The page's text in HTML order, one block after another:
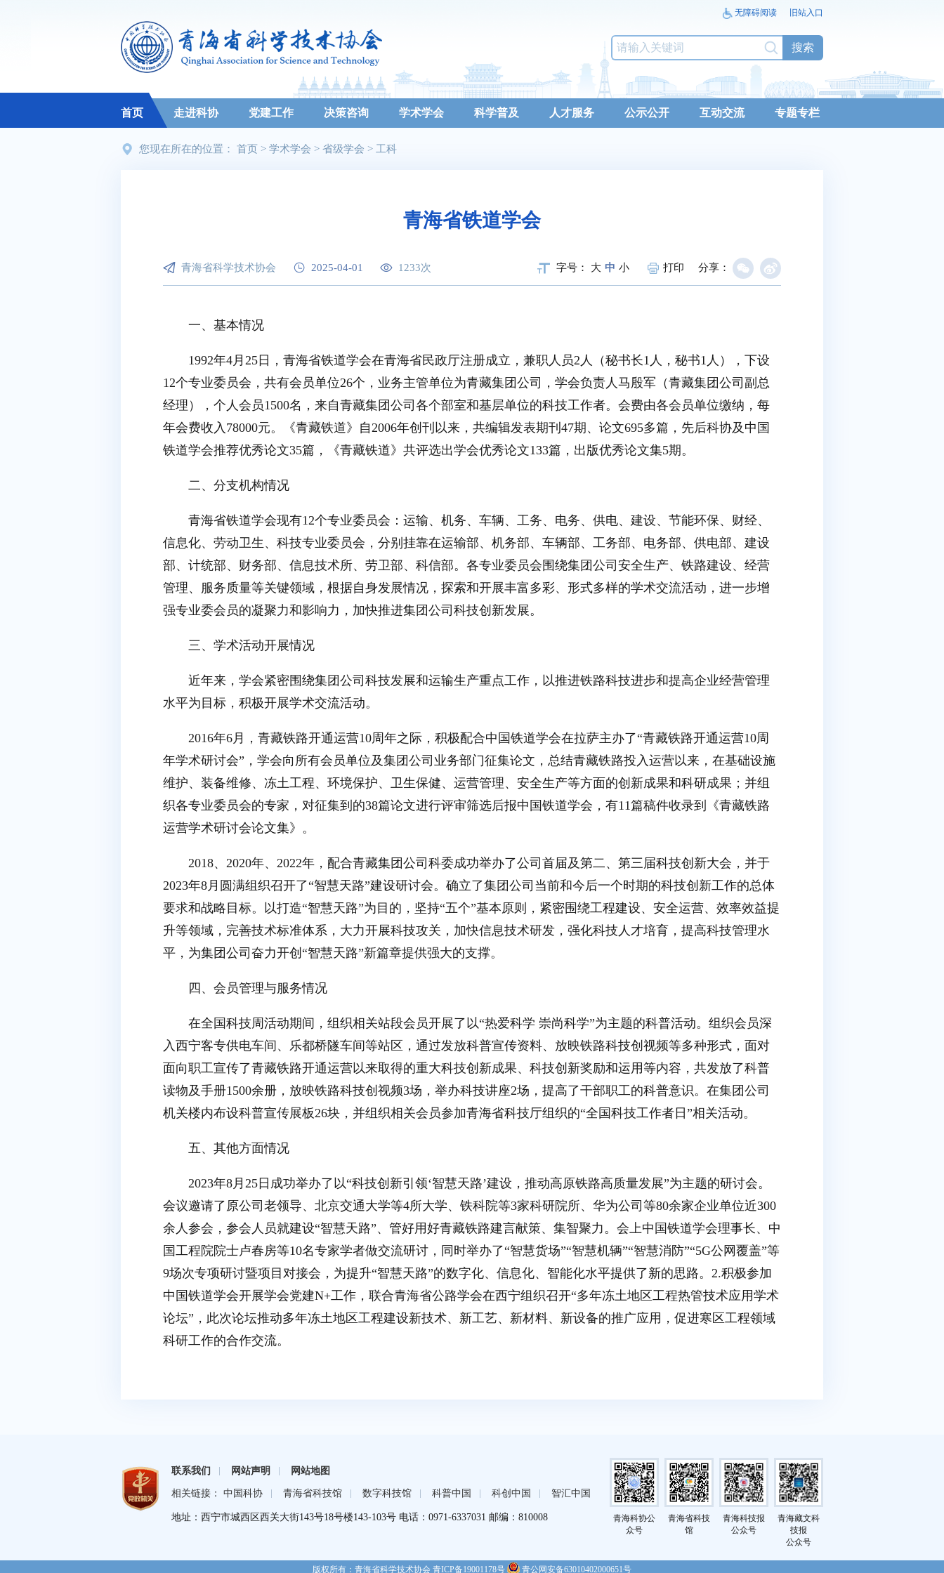
无障碍阅读 旧站入口
搜索
首页 走进科协 党建工作 决策咨询 学术学会 科学普及 人才服务 公示公开 互动交流 专题专栏
您现在所在的位置： 首页 > 学术学会 > 省级学会 > 工科
青海省铁道学会
青海省科学技术协会 2025-04-01 1233次 字号： 大 中 小 打印 分享：
一、基本情况
1992年4月25日，青海省铁道学会在青海省民政厅注册成立，兼职人员2人（秘书长1人，秘书1人），下设
12个专业委员会，共有会员单位26个，业务主管单位为青藏集团公司，学会负责人马殷军（青藏集团公司副总
经理），个人会员1500名，来自青藏集团公司各个部室和基层单位的科技工作者。会费由各会员单位缴纳，每
年会费收入78000元。《青藏铁道》自2006年创刊以来，共编辑发表期刊47期、论文695多篇，先后科协及中国
铁道学会推荐优秀论文35篇，《青藏铁道》共评选出学会优秀论文133篇，出版优秀论文集5期。
二、分支机构情况
青海省铁道学会现有12个专业委员会：运输、机务、车辆、工务、电务、供电、建设、节能环保、财经、
信息化、劳动卫生、科技专业委员会，分别挂靠在运输部、机务部、车辆部、工务部、电务部、供电部、建设
部、计统部、财务部、信息技术所、劳卫部、科信部。各专业委员会围绕集团公司安全生产、铁路建设、经营
管理、服务质量等关键领域，根据自身发展情况，探索和开展丰富多彩、形式多样的学术交流活动，进一步增
强专业委会员的凝聚力和影响力，加快推进集团公司科技创新发展。
三、学术活动开展情况
近年来，学会紧密围绕集团公司科技发展和运输生产重点工作，以推进铁路科技进步和提高企业经营管理
水平为目标，积极开展学术交流活动。
2016年6月，青藏铁路开通运营10周年之际，积极配合中国铁道学会在拉萨主办了“青藏铁路开通运营10周
年学术研讨会”，学会向所有会员单位及集团公司业务部门征集论文，总结青藏铁路投入运营以来，在基础设施
维护、装备维修、冻土工程、环境保护、卫生保健、运营管理、安全生产等方面的创新成果和科研成果；并组
织各专业委员会的专家，对征集到的38篇论文进行评审筛选后报中国铁道学会，有11篇稿件收录到《青藏铁路
运营学术研讨会论文集》。
2018、2020年、2022年，配合青藏集团公司科委成功举办了公司首届及第二、第三届科技创新大会，并于
2023年8月圆满组织召开了“智慧天路”建设研讨会。确立了集团公司当前和今后一个时期的科技创新工作的总体
要求和战略目标。以打造“智慧天路”为目的，坚持“五个”基本原则，紧密围绕工程建设、安全运营、效率效益提
升等领域，完善技术标准体系，大力开展科技攻关，加快信息技术研发，强化科技人才培育，提高科技管理水
平，为集团公司奋力开创“智慧天路”新篇章提供强大的支撑。
四、会员管理与服务情况
在全国科技周活动期间，组织相关站段会员开展了以“热爱科学 崇尚科学”为主题的科普活动。组织会员深
入西宁客专供电车间、乐都桥隧车间等站区，通过发放科普宣传资料、放映铁路科技创视频等多种形式，面对
面向职工宣传了青藏铁路开通运营以来取得的重大科技创新成果、科技创新奖励和运用等内容，共发放了科普
读物及手册1500余册，放映铁路科技创视频3场，举办科技讲座2场，提高了干部职工的科普意识。在集团公司
机关楼内布设科普宣传展板26块，并组织相关会员参加青海省科技厅组织的“全国科技工作者日”相关活动。
五、其他方面情况
2023年8月25日成功举办了以“科技创新引领‘智慧天路’建设，推动高原铁路高质量发展”为主题的研讨会。
会议邀请了原公司老领导、北京交通大学等4所大学、铁科院等3家科研院所、华为公司等80余家企业单位近300
余人参会，参会人员就建设“智慧天路”、管好用好青藏铁路建言献策、集智聚力。会上中国铁道学会理事长、中
国工程院院士卢春房等10名专家学者做交流研讨，同时举办了“智慧货场”“智慧机辆”“智慧消防”“5G公网覆盖”等
9场次专项研讨暨项目对接会，为提升“智慧天路”的数字化、信息化、智能化水平提供了新的思路。2.积极参加
中国铁道学会开展学会党建N+工作，联合青海省公路学会在西宁组织召开“多年冻土地区工程热管技术应用学术
论坛”，此次论坛推动多年冻土地区工程建设新技术、新工艺、新材料、新设备的推广应用，促进寒区工程领域
科研工作的合作交流。
联系我们 网站声明 网站地图
相关链接： 中国科协 青海省科技馆 数字科技馆 科普中国 科创中国 智汇中国
地址：西宁市城西区西关大街143号18号楼143-103号 电话：0971-6337031 邮编：810008
青海科协公
众号
青海省科技
馆
青海科技报
公众号
青海藏文科
技报
公众号
版权所有：青海省科学技术协会 青ICP备19001178号 青公网安备63010402000651号